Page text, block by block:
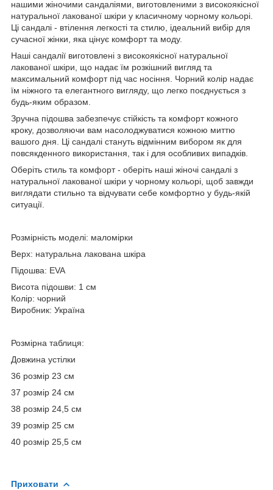
нашими жіночими сандаліями, виготовленими з високоякісної
натуральної лакованої шкіри у класичному чорному кольорі.
Ці сандалі - втілення легкості та стилю, ідеальний вибір для
сучасної жінки, яка цінує комфорт та моду.
Наші сандалії виготовлені з високоякісної натуральної
лакованої шкіри, що надає їм розкішний вигляд та
максимальний комфорт під час носіння. Чорний колір надає
їм ніжного та елегантного вигляду, що легко поєднується з
будь-яким образом.
Зручна підошва забезпечує стійкість та комфорт кожного
кроку, дозволяючи вам насолоджуватися кожною миттю
вашого дня. Ці сандалі стануть відмінним вибором як для
повсякденного використання, так і для особливих випадків.
Оберіть стиль та комфорт - оберіть наші жіночі сандалі з
натуральної лакованої шкіри у чорному кольорі, щоб завжди
виглядати стильно та відчувати себе комфортно у будь-якій
ситуації.
Розмірність моделі: маломірки
Верх: натуральна лакована шкіра
Підошва: EVA
Висота підошви: 1 см
Колір: чорний
Виробник: Україна
Розмірна таблиця:
Довжина устілки
36 розмір 23 см
37 розмір 24 см
38 розмір 24,5 см
39 розмір 25 см
40 розмір 25,5 см
Приховати